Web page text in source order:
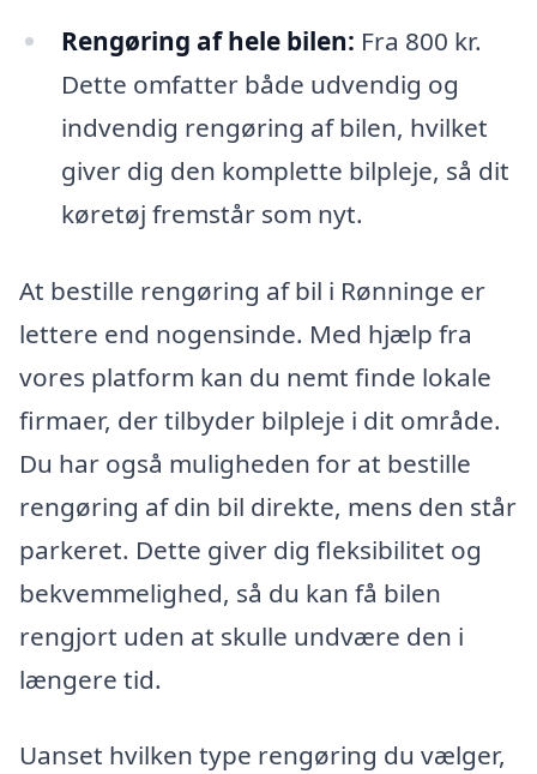
Rengøring af hele bilen: Fra 800 kr.
Dette omfatter både udvendig og
indvendig rengøring af bilen, hvilket
giver dig den komplette bilpleje, så dit
køretøj fremstår som nyt.
At bestille rengøring af bil i Rønninge er
lettere end nogensinde. Med hjælp fra
vores platform kan du nemt finde lokale
firmaer, der tilbyder bilpleje i dit område.
Du har også muligheden for at bestille
rengøring af din bil direkte, mens den står
parkeret. Dette giver dig fleksibilitet og
bekvemmelighed, så du kan få bilen
rengjort uden at skulle undvære den i
længere tid.
Uanset hvilken type rengøring du vælger,